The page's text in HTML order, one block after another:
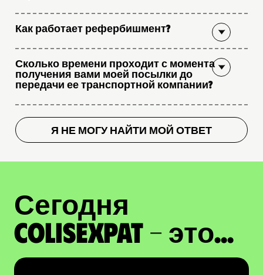
Как работает рефербишмент?
Сколько времени проходит с момента
получения вами моей посылки до
передачи ее транспортной компании?
Я НЕ МОГУ НАЙТИ МОЙ ОТВЕТ
Сегодня
ColisExpat - это...